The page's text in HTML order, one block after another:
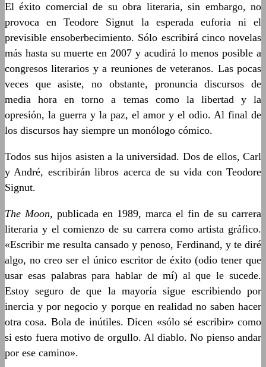
El éxito comercial de su obra literaria, sin embargo, no
provoca en Teodore Signut la esperada euforia ni el
previsible ensoberbecimiento. Sólo escribirá cinco novelas
más hasta su muerte en 2007 y acudirá lo menos posible a
congresos literarios y a reuniones de veteranos. Las pocas
veces que asiste, no obstante, pronuncia discursos de
media hora en torno a temas como la libertad y la
opresión, la guerra y la paz, el amor y el odio. Al final de
los discursos hay siempre un monólogo cómico.
Todos sus hijos asisten a la universidad. Dos de ellos, Carl
y André, escribirán libros acerca de su vida con Teodore
Signut.
The Moon, publicada en 1989, marca el fin de su carrera
literaria y el comienzo de su carrera como artista gráfico.
«Escribir me resulta cansado y penoso, Ferdinand, y te diré
algo, no creo ser el único escritor de éxito (odio tener que
usar esas palabras para hablar de mí) al que le sucede.
Estoy seguro de que la mayoría sigue escribiendo por
inercia y por negocio y porque en realidad no saben hacer
otra cosa. Bola de inútiles. Dicen «sólo sé escribir» como
si esto fuera motivo de orgullo. Al diablo. No pienso andar
por ese camino».